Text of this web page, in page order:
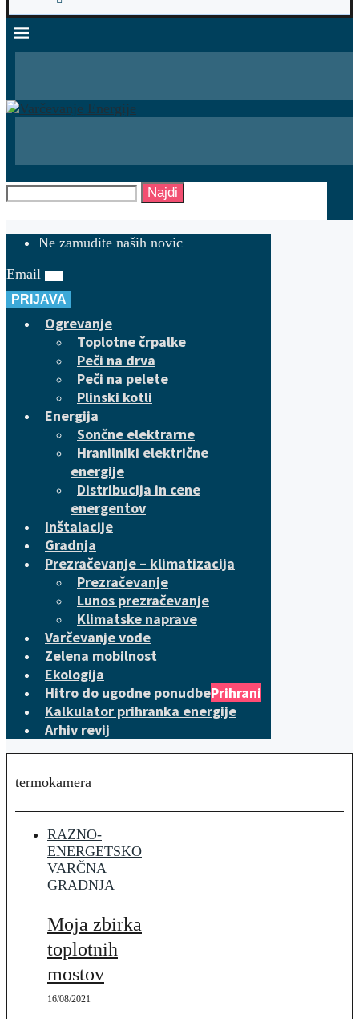
Najdi
Ne zamudite naših novic
Email
PRIJAVA
Ogrevanje
Toplotne črpalke
Peči na drva
Peči na pelete
Plinski kotli
Energija
Sončne elektrarne
Hranilniki električne
energije
Distribucija in cene
energentov
Inštalacije
Gradnja
Prezračevanje – klimatizacija
Prezračevanje
Lunos prezračevanje
Klimatske naprave
Varčevanje vode
Zelena mobilnost
Ekologija
Hitro do ugodne ponudbePrihrani
Kalkulator prihranka energije
Arhiv revij
termokamera
RAZNO-
ENERGETSKO
VARČNA
GRADNJA
Moja zbirka
toplotnih
mostov
16/08/2021